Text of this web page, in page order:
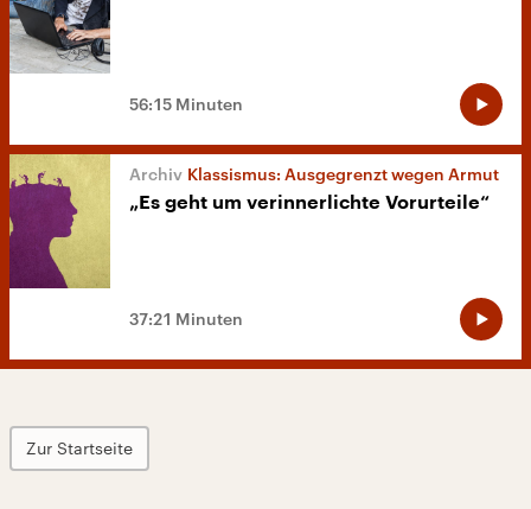
56:15 Minuten
Klassismus: Ausgegrenzt wegen Armut
„Es geht um verinnerlichte Vorurteile“
37:21 Minuten
Zur Startseite